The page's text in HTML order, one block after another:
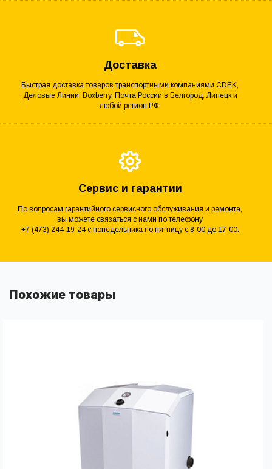
Доставка
Быстрая доставка товаров транспортными компаниями CDEK,
Деловые Линии, Boxberry, Почта России в Белгород, Липецк и
любой регион РФ.
Сервис и гарантии
По вопросам гарантийного сервисного обслуживания и ремонта,
вы можете связаться с нами по телефону
+7 (473) 244-19-24 с понедельника по пятницу с 8-00 до 17-00.
Похожие товары